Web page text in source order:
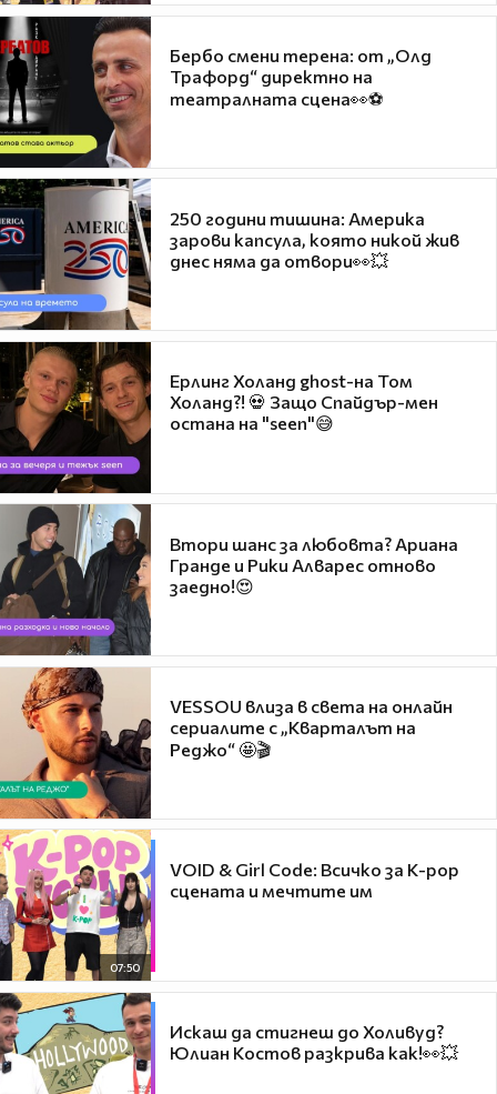
Бербо смени терена: от „Олд
Трафорд“ директно на
театралната сцена👀⚽
250 години тишина: Америка
зарови капсула, която никой жив
днес няма да отвори👀💥
Ерлинг Холанд ghost-на Том
Холанд?! 💀 Защо Спайдър-мен
остана на "seen"😅
Втори шанс за любовта? Ариана
Гранде и Рики Алварес отново
заедно!😍
VESSOU влиза в света на онлайн
сериалите с „Кварталът на
Реджо“ 🤩🎬
07:50
VOID & Girl Code: Всичко за K-pop
сцената и мечтите им
Искаш да стигнеш до Холивуд?
Юлиан Костов разкрива как!👀💥